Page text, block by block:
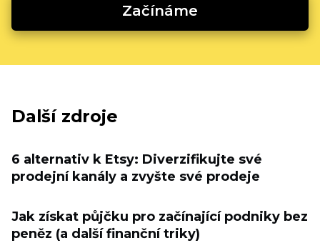
Začínáme
Další zdroje
6 alternativ k Etsy: Diverzifikujte své
prodejní kanály a zvyšte své prodeje
Jak získat půjčku pro začínající podniky bez
peněz (a další finanční triky)